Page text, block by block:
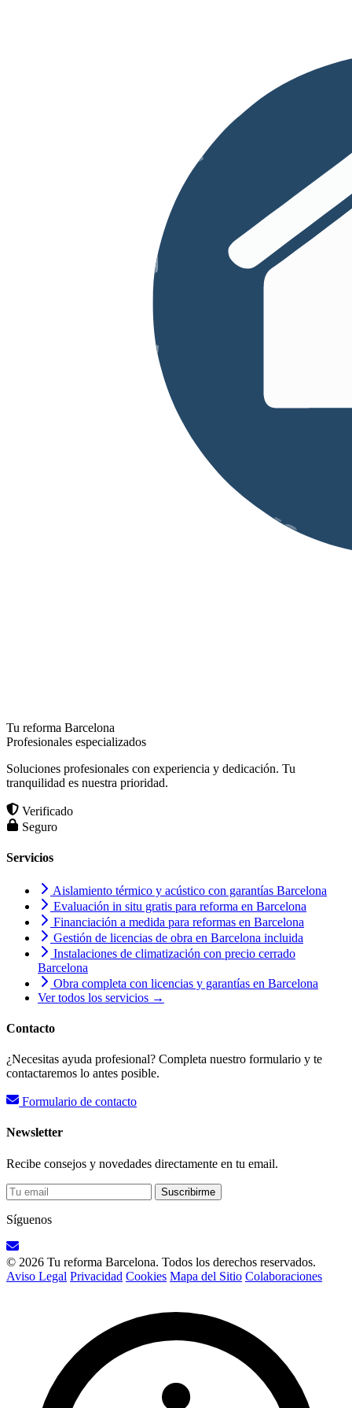
Tu reforma Barcelona
Profesionales especializados
Soluciones profesionales con experiencia y dedicación. Tu
tranquilidad es nuestra prioridad.
Verificado
Seguro
Servicios
Aislamiento térmico y acústico con garantías Barcelona
Evaluación in situ gratis para reforma en Barcelona
Financiación a medida para reformas en Barcelona
Gestión de licencias de obra en Barcelona incluida
Instalaciones de climatización con precio cerrado
Barcelona
Obra completa con licencias y garantías en Barcelona
Ver todos los servicios →
Contacto
¿Necesitas ayuda profesional? Completa nuestro formulario y te
contactaremos lo antes posible.
Formulario de contacto
Newsletter
Recibe consejos y novedades directamente en tu email.
Suscribirme
Síguenos
© 2026 Tu reforma Barcelona. Todos los derechos reservados.
Aviso Legal Privacidad Cookies Mapa del Sitio Colaboraciones